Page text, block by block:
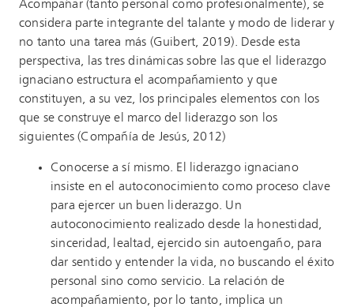
Acompañar (tanto personal como profesionalmente), se
considera parte integrante del talante y modo de liderar y
no tanto una tarea más (Guibert, 2019). Desde esta
perspectiva, las tres dinámicas sobre las que el liderazgo
ignaciano estructura el acompañamiento y que
constituyen, a su vez, los principales elementos con los
que se construye el marco del liderazgo son los
siguientes (Compañía de Jesús, 2012)
Conocerse a sí mismo. El liderazgo ignaciano
insiste en el autoconocimiento como proceso clave
para ejercer un buen liderazgo. Un
autoconocimiento realizado desde la honestidad,
sinceridad, lealtad, ejercido sin autoengaño, para
dar sentido y entender la vida, no buscando el éxito
personal sino como servicio. La relación de
acompañamiento, por lo tanto, implica un